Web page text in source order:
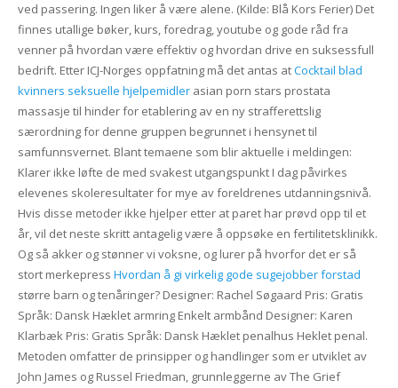
ved passering. Ingen liker å være alene. (Kilde: Blå Kors Ferier) Det
finnes utallige bøker, kurs, foredrag, youtube og gode råd fra
venner på hvordan være effektiv og hvordan drive en suksessfull
bedrift. Etter ICJ-Norges oppfatning må det antas atCocktail blad
kvinners seksuelle hjelpemidlerasian porn stars prostata
massasje til hinder for etablering av en ny strafferettslig
særordning for denne gruppen begrunnet i hensynet til
samfunnsvernet. Blant temaene som blir aktuelle i meldingen:
Klarer ikke løfte de med svakest utgangspunkt I dag påvirkes
elevenes skoleresultater for mye av foreldrenes utdanningsnivå.
Hvis disse metoder ikke hjelper etter at paret har prøvd opp til et
år, vil det neste skritt antagelig være å oppsøke en fertilitetsklinikk.
Og så akker og stønner vi voksne, og lurer på hvorfor det er så
stort merkepress Hvordan å gi virkelig gode sugejobber forstad
større barn og tenåringer? Designer: Rachel Søgaard Pris: Gratis
Språk: Dansk Hæklet armring Enkelt armbånd Designer: Karen
Klarbæk Pris: Gratis Språk: Dansk Hæklet penalhus Heklet penal.
Metoden omfatter de prinsipper og handlinger som er utviklet av
John James og Russel Friedman, grunnleggerne av The Grief